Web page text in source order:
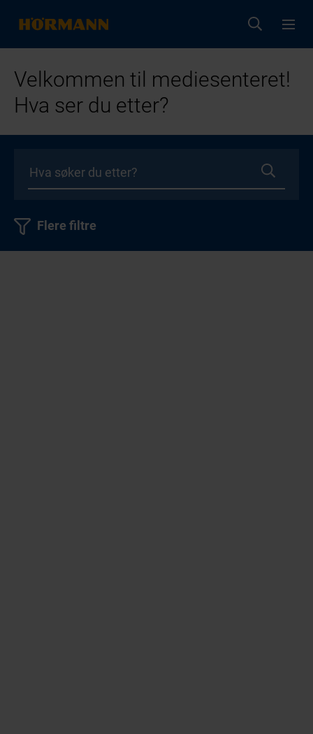
Velkommen til mediesenteret!
Hva ser du etter?
Flere filtre